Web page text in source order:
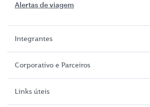
Alertas de viagem
Integrantes
Corporativo e Parceiros
Links úteis